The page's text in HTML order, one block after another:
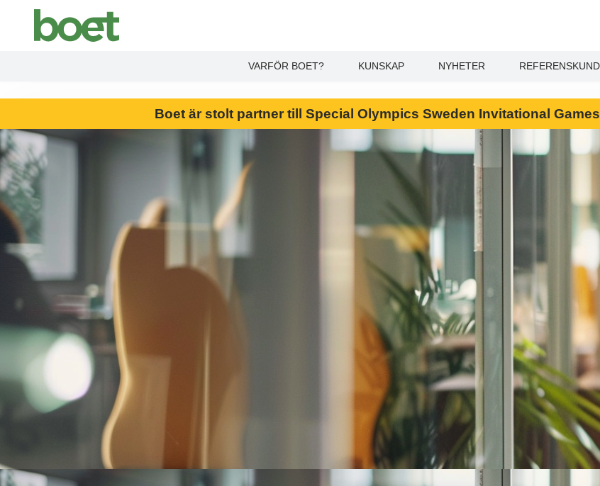
End Product brochure -->
VARFÖR BOET? KUNSKAP NYHETER
Boet är stolt partner till Special Olympics Sweden Invitational